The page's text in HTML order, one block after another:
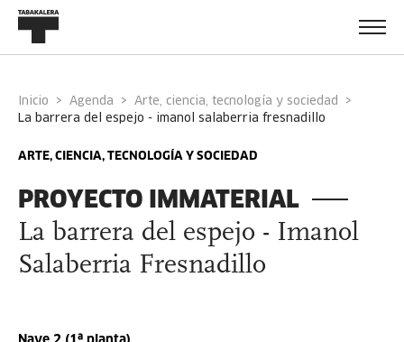
Inicio Agenda
Arte, ciencia, tecnología y sociedad
la barrera del espejo - imanol salaberria fresnadillo
ARTE, CIENCIA, TECNOLOGÍA Y SOCIEDAD
PROYECTO IMMATERIAL
La barrera del espejo - Imanol
Salaberria Fresnadillo